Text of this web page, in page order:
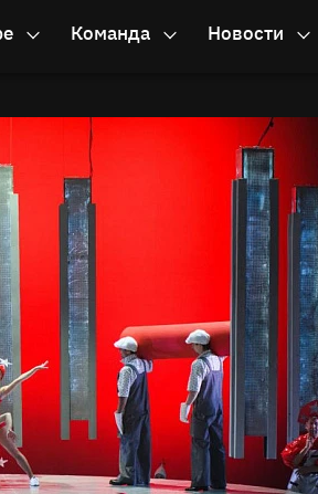
Команда Новости